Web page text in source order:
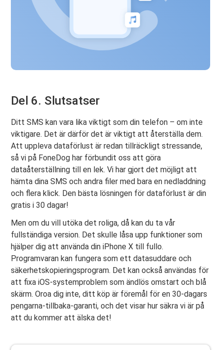
Del 6. Slutsatser
Ditt SMS kan vara lika viktigt som din telefon – om inte
viktigare. Det är därför det är viktigt att återställa dem.
Att uppleva dataförlust är redan tillräckligt stressande,
så vi på FoneDog har förbundit oss att göra
dataåterställning till en lek. Vi har gjort det möjligt att
hämta dina SMS och andra filer med bara en nedladdning
och flera klick. Den bästa lösningen för dataförlust är din
gratis i 30 dagar!
Men om du vill utöka det roliga, då kan du ta vår
fullständiga version. Det skulle låsa upp funktioner som
hjälper dig att använda din iPhone X till fullo.
Programvaran kan fungera som ett datasuddare och
säkerhetskopieringsprogram. Det kan också användas för
att fixa iOS-systemproblem som ändlös omstart och blå
skärm. Oroa dig inte, ditt köp är föremål för en 30-dagars
pengarna-tillbaka-garanti, och det visar hur säkra vi är på
att du kommer att älska det!